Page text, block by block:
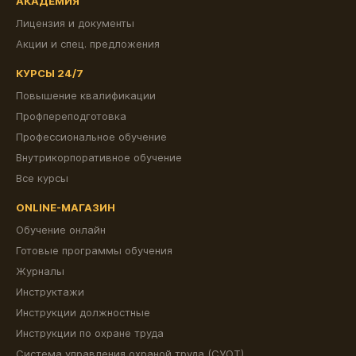
Лицензия и документы
Акции и спец. предложения
КУРСЫ 24/7
Повышение квалификации
Профпереподготовка
Профессиональное обучение
Внутрикорпоративное обучение
Все курсы
ONLINE-МАГАЗИН
Обучение онлайн
Готовые программы обучения
Журналы
Инструктажи
Инструкции должностные
Инструкции по охране труда
Система управления охраной труда (СУОТ)